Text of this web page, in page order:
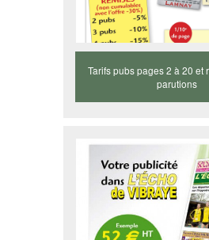
Tarifs pubs pages 2 à 20 et
parutions